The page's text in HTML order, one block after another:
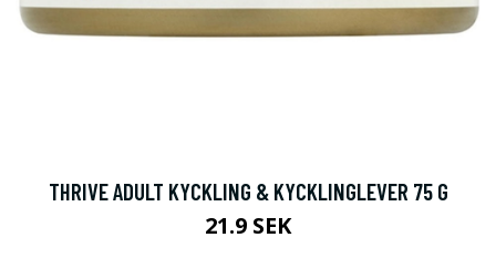
THRIVE ADULT KYCKLING & KYCKLINGLEVER 75 G
21.9 SEK